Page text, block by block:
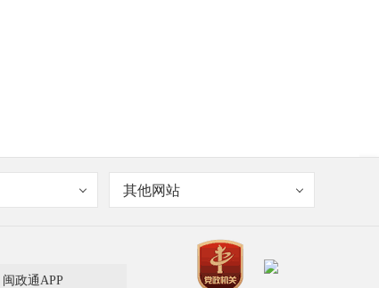
其他网站
闽政通APP